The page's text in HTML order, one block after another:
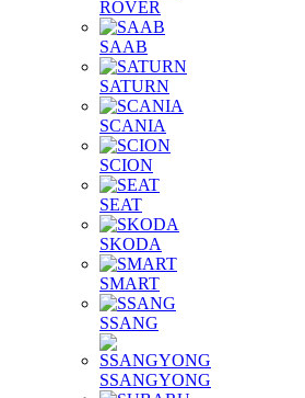
ROVER
SAAB
SATURN
SCANIA
SCION
SEAT
SKODA
SMART
SSANG
SSANGYONG